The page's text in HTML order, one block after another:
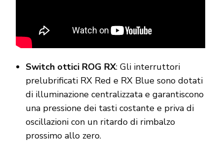
Switch ottici ROG RX: Gli interruttori
prelubrificati RX Red e RX Blue sono dotati
di illuminazione centralizzata e garantiscono
una pressione dei tasti costante e priva di
oscillazioni con un ritardo di rimbalzo
prossimo allo zero.